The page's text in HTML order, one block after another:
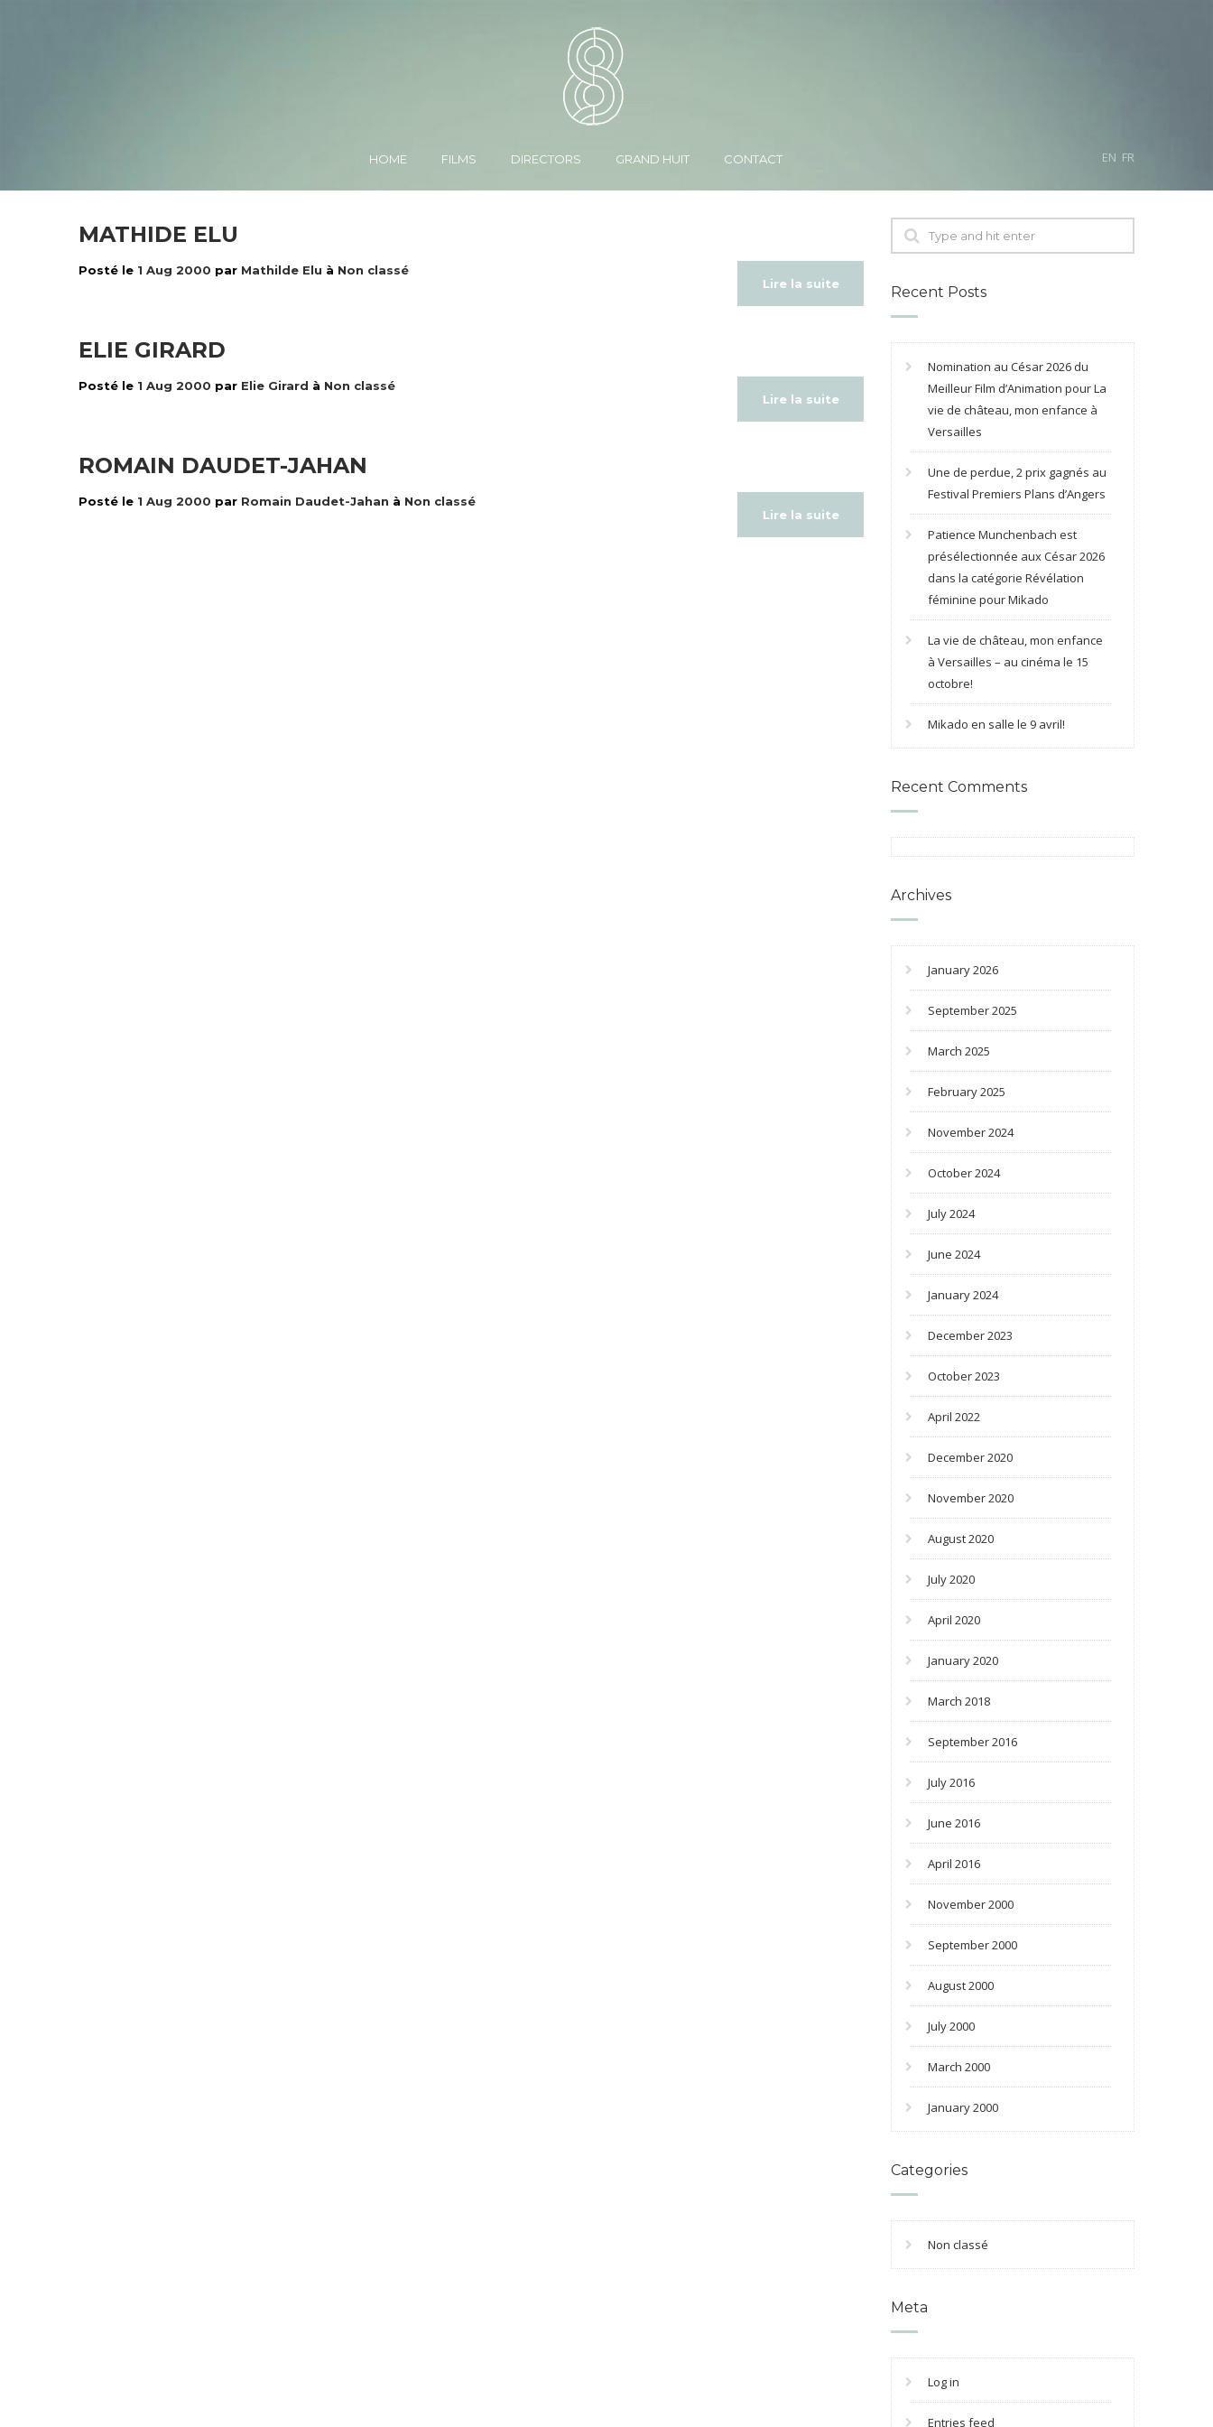
HOME FILMS DIRECTORS GRAND HUIT CONTACT EN FR
MATHIDE ELU
Posté le 1 Aug 2000 par Mathilde Elu à Non classé
Lire la suite
ELIE GIRARD
Posté le 1 Aug 2000 par Elie Girard à Non classé
Lire la suite
ROMAIN DAUDET-JAHAN
Posté le 1 Aug 2000 par Romain Daudet-Jahan à Non classé
Lire la suite
Recent Posts
Nomination au César 2026 du
Meilleur Film d’Animation pour La
vie de château, mon enfance à
Versailles
Une de perdue, 2 prix gagnés au
Festival Premiers Plans d’Angers
Patience Munchenbach est
présélectionnée aux César 2026
dans la catégorie Révélation
féminine pour Mikado
La vie de château, mon enfance
à Versailles – au cinéma le 15
octobre!
Mikado en salle le 9 avril!
Recent Comments
Archives
January 2026
September 2025
March 2025
February 2025
November 2024
October 2024
July 2024
June 2024
January 2024
December 2023
October 2023
April 2022
December 2020
November 2020
August 2020
July 2020
April 2020
January 2020
March 2018
September 2016
July 2016
June 2016
April 2016
November 2000
September 2000
August 2000
July 2000
March 2000
January 2000
Categories
Non classé
Meta
Log in
Entries feed